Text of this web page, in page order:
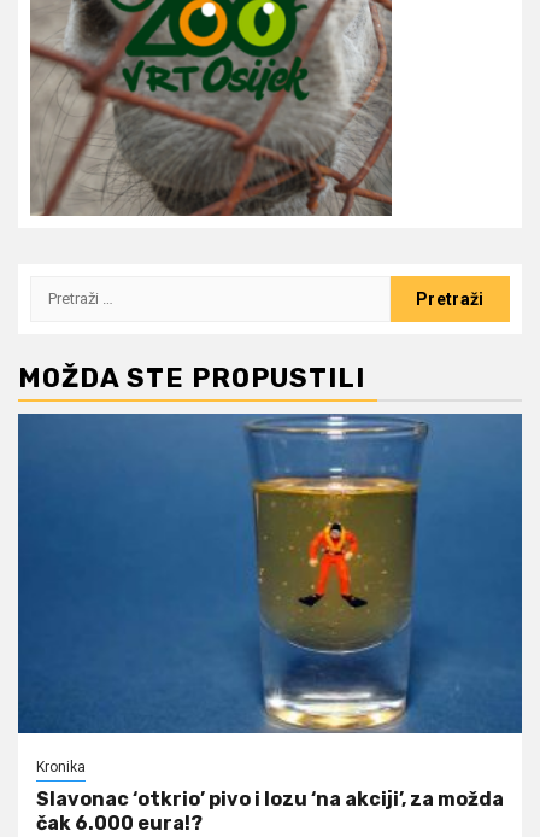
Pretraži:
MOŽDA STE PROPUSTILI
Kronika
Slavonac ‘otkrio’ pivo i lozu ‘na akciji’, za možda
čak 6.000 eura!?